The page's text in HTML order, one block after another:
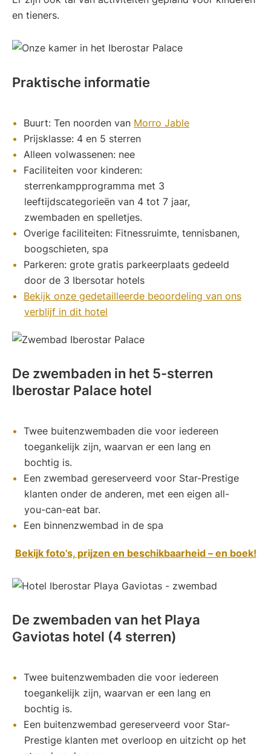
en tieners.
Praktische informatie
Buurt: Ten noorden van Morro Jable
Prijsklasse: 4 en 5 sterren
Alleen volwassenen: nee
Faciliteiten voor kinderen:
sterrenkampprogramma met 3
leeftijdscategorieën van 4 tot 7 jaar,
zwembaden en spelletjes.
Overige faciliteiten: Fitnessruimte, tennisbanen,
boogschieten, spa
Parkeren: grote gratis parkeerplaats gedeeld
door de 3 Ibersotar hotels
Bekijk onze gedetailleerde beoordeling van ons
verblijf in dit hotel
De zwembaden in het 5-sterren
Iberostar Palace hotel
Twee buitenzwembaden die voor iedereen
toegankelijk zijn, waarvan er een lang en
bochtig is.
Een zwembad gereserveerd voor Star-Prestige
klanten onder de anderen, met een eigen all-
you-can-eat bar.
Een binnenzwembad in de spa
Bekijk foto’s, prijzen en beschikbaarheid – en boek!
De zwembaden van het Playa
Gaviotas hotel (4 sterren)
Twee buitenzwembaden die voor iedereen
toegankelijk zijn, waarvan er een lang en
bochtig is.
Een buitenzwembad gereserveerd voor Star-
Prestige klanten met overloop en uitzicht op het